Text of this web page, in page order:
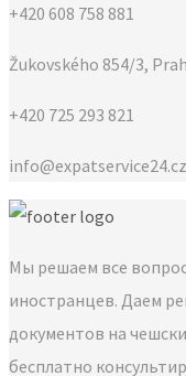
+420 608 758 881
Žukovského 854/3,
+420 725 293 821
info@expatservice24.cz
Мы решаем все
иностранцев. Даем
документов на
бесплатно